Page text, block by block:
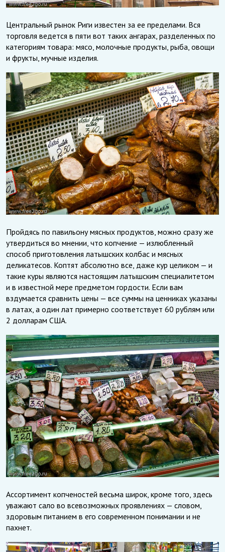
Центральный рынок Риги известен за ее пределами. Вся
торговля ведется в пяти вот таких ангарах, разделенных по
категориям товара: мясо, молочные продукты, рыба, овощи
и фрукты, мучные изделия.
Пройдясь по павильону мясных продуктов, можно сразу же
утвердиться во мнении, что копчение — излюбленный
способ приготовления латышских колбас и мясных
деликатесов. Коптят абсолютно все, даже кур целиком — и
такие куры являются настоящим латышским специалитетом
и в известной мере предметом гордости. Если вам
вздумается сравнить цены — все суммы на ценниках указаны
в латах, а один лат примерно соответствует 60 рублям или
2 долларам США.
Ассортимент копченостей весьма широк, кроме того, здесь
уважают сало во всевозможных проявлениях — словом,
здоровым питанием в его современном понимании и не
пахнет.